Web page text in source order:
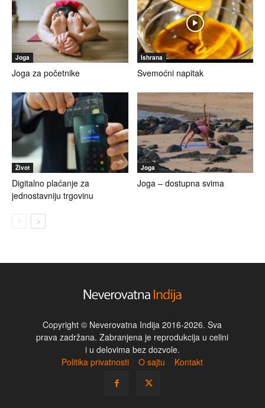
Joga
Joga za početnike
Ishrana
Svemoćni napitak
Život
Digitalno plaćanje za
jednostavniju trgovinu
Joga
Joga – dostupna svima
Copyright © Neverovatna Indija 2016-2026. Sva
prava zadržana. Zabranjena je reprodukcija u celini
i u delovima bez dozvole.
Politika privatnosti
O sajtu Kontakt